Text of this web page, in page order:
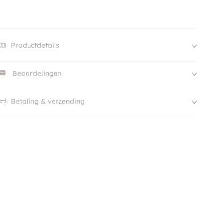
Productdetails
Merk
Kleur
Beige / Taupe
SKU
Beoordelingen
Betaling & verzending